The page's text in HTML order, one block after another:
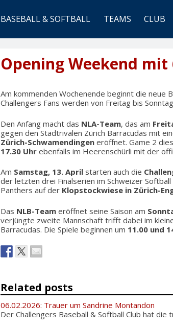
BASEBALL & SOFTBALL TEAMS CLUB
Opening Weekend
Am kommenden Wochenende beginnt die neue
Challengers Fans werden von Freitag bis
Den Anfang macht das NLA-Team, das am
gegen den Stadtrivalen Zürich Barracudas mit
Zürich-Schwamendingen eröffnet. Game 2
17.30 Uhr ebenfalls im Heerenschürli mit der
Am Samstag, 13. April starten auch die
der letzten drei Finalserien im Schweizer
Panthers auf der Klopstockwiese in Zürich-
Das NLB-Team eröffnet seine Saison am
verjüngte zweite Mannschaft trifft dabei im
Barracudas. Die Spiele beginnen um 11.00 und
Related posts
06.02.2026: Trauer um Sandrine Montandon
Der Challengers Baseball & Softball Club hat